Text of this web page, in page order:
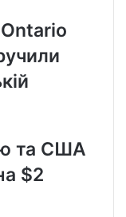
та США
$2